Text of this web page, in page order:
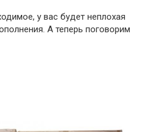
у вас будет неплохая
А теперь поговорим